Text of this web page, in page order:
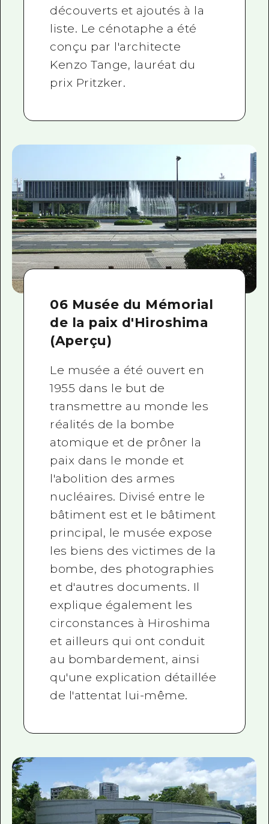
découverts et ajoutés à la
liste. Le cénotaphe a été
conçu par l'architecte
Kenzo Tange, lauréat du
prix Pritzker.
06 Musée du Mémorial
de la paix d'Hiroshima
(Aperçu)
Le musée a été ouvert en
1955 dans le but de
transmettre au monde les
réalités de la bombe
atomique et de prôner la
paix dans le monde et
l'abolition des armes
nucléaires. Divisé entre le
bâtiment est et le bâtiment
principal, le musée expose
les biens des victimes de la
bombe, des photographies
et d'autres documents. Il
explique également les
circonstances à Hiroshima
et ailleurs qui ont conduit
au bombardement, ainsi
qu'une explication détaillée
de l'attentat lui-même.